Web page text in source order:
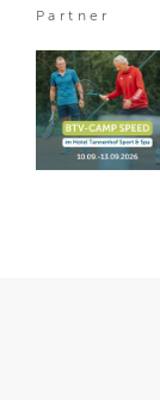
Partner